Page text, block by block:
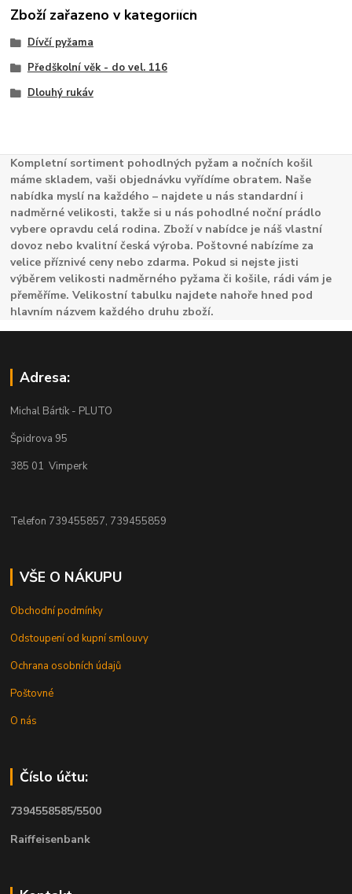
Zboží zařazeno v kategoriích
Dívčí pyžama
Předškolní věk - do vel. 116
Dlouhý rukáv
Kompletní sortiment pohodlných pyžam a nočních košil
máme skladem, vaši objednávku vyřídíme obratem. Naše
nabídka myslí na každého – najdete u nás standardní i
nadměrné velikosti, takže si u nás pohodlné noční prádlo
vybere opravdu celá rodina. Zboží v nabídce je náš vlastní
dovoz nebo kvalitní česká výroba. Poštovné nabízíme za
velice příznivé ceny nebo zdarma. Pokud si nejste jisti
výběrem velikosti nadměrného pyžama či košile, rádi vám je
přeměříme. Velikostní tabulku najdete nahoře hned pod
hlavním názvem každého druhu zboží.
Adresa:
Michal Bártík - PLUTO
Špidrova 95
385 01 Vimperk
Telefon 739455857, 739455859
VŠE O NÁKUPU
Obchodní podmínky
Odstoupení od kupní smlouvy
Ochrana osobních údajů
Poštovné
O nás
Číslo účtu:
7394558585/5500
Raiffeisenbank